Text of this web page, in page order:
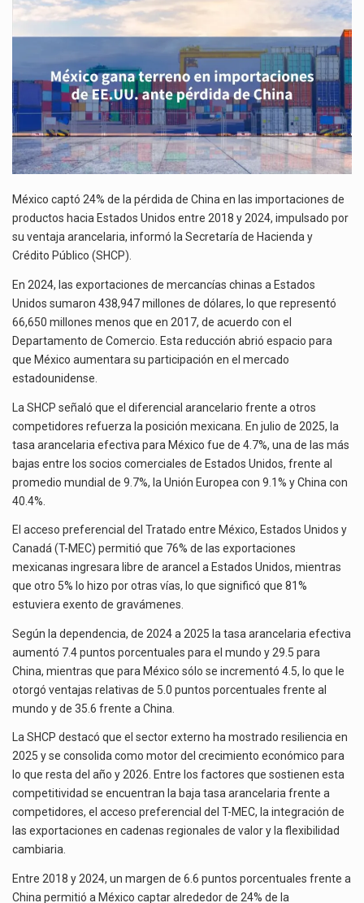
El gobierno de Estados Unidos anunciará un arancel del 15 % sobre los productos fabricados…
El Departamento de Agricultura de Estados Unidos (USDA) suspendió el 5 de agosto de 2026…
ANTE
PÉRDIDA
DE
CHINA
México captó 24% de la pérdida de China en las importaciones de
productos hacia Estados Unidos entre 2018 y 2024, impulsado por
su ventaja arancelaria, informó la Secretaría de Hacienda y
Crédito Público (SHCP).
En 2024, las exportaciones de mercancías chinas a Estados
Unidos sumaron 438,947 millones de dólares, lo que representó
66,650 millones menos que en 2017, de acuerdo con el
Departamento de Comercio. Esta reducción abrió espacio para
que México aumentara su participación en el mercado
estadounidense.
La SHCP señaló que el diferencial arancelario frente a otros
competidores refuerza la posición mexicana. En julio de 2025, la
tasa arancelaria efectiva para México fue de 4.7%, una de las más
bajas entre los socios comerciales de Estados Unidos, frente al
promedio mundial de 9.7%, la Unión Europea con 9.1% y China con
40.4%.
El acceso preferencial del Tratado entre México, Estados Unidos y
Canadá (T-MEC) permitió que 76% de las exportaciones
mexicanas ingresara libre de arancel a Estados Unidos, mientras
que otro 5% lo hizo por otras vías, lo que significó que 81%
estuviera exento de gravámenes.
Según la dependencia, de 2024 a 2025 la tasa arancelaria efectiva
aumentó 7.4 puntos porcentuales para el mundo y 29.5 para
China, mientras que para México sólo se incrementó 4.5, lo que le
otorgó ventajas relativas de 5.0 puntos porcentuales frente al
mundo y de 35.6 frente a China.
La SHCP destacó que el sector externo ha mostrado resiliencia en
2025 y se consolida como motor del crecimiento económico para
lo que resta del año y 2026. Entre los factores que sostienen esta
competitividad se encuentran la baja tasa arancelaria frente a
competidores, el acceso preferencial del T-MEC, la integración de
las exportaciones en cadenas regionales de valor y la flexibilidad
cambiaria.
Entre 2018 y 2024, un margen de 6.6 puntos porcentuales frente a
China permitió a México captar alrededor de 24% de la